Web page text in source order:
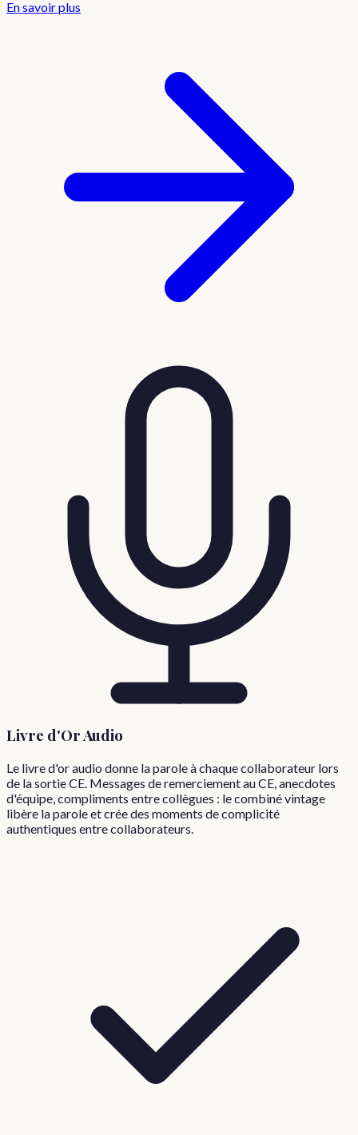
En savoir plus
Livre d'Or Audio
Le livre d'or audio donne la parole à chaque collaborateur lors
de la sortie CE. Messages de remerciement au CE, anecdotes
d'équipe, compliments entre collègues : le combiné vintage
libère la parole et crée des moments de complicité
authentiques entre collaborateurs.